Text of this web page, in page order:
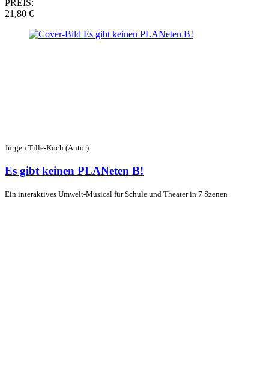
PREIS:
21,80 €
Jürgen Tille-Koch (Autor)
Es gibt keinen PLANeten B!
Ein interaktives Umwelt-Musical für Schule und Theater in 7 Szenen